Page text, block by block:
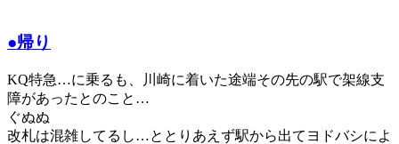
●帰り
KQ特急…に乗るも、川崎に着いた途端その先の駅で架線支
障があったとのこと…
ぐぬぬ
改札は混雑してるし…ととりあえず駅から出てヨドバシによ